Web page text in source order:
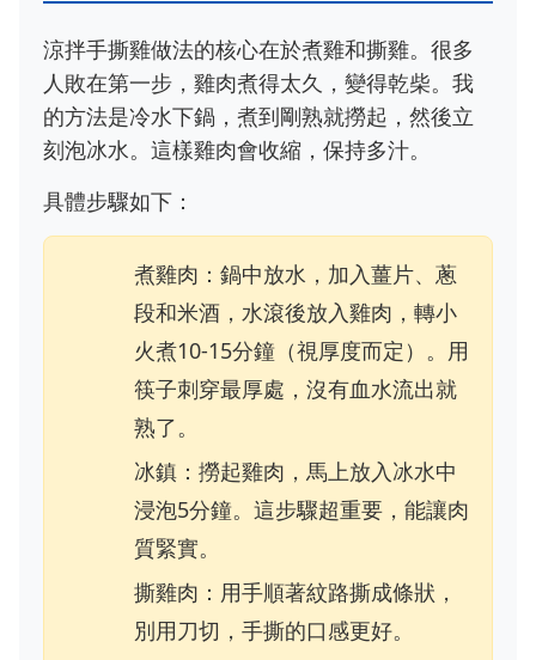
涼拌手撕雞做法的核心在於煮雞和撕雞。很多
人敗在第一步，雞肉煮得太久，變得乾柴。我
的方法是冷水下鍋，煮到剛熟就撈起，然後立
刻泡冰水。這樣雞肉會收縮，保持多汁。
具體步驟如下：
煮雞肉：鍋中放水，加入薑片、蔥
段和米酒，水滾後放入雞肉，轉小
火煮10-15分鐘（視厚度而定）。用
筷子刺穿最厚處，沒有血水流出就
熟了。
冰鎮：撈起雞肉，馬上放入冰水中
浸泡5分鐘。這步驟超重要，能讓肉
質緊實。
撕雞肉：用手順著紋路撕成條狀，
別用刀切，手撕的口感更好。